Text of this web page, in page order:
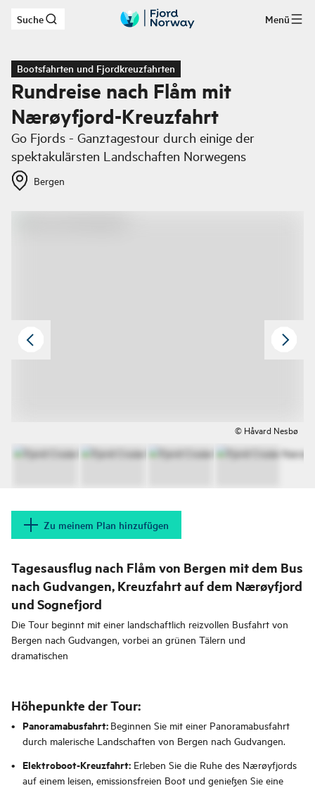
Zum Hauptinhalt
Suche Menü
Bootsfahrten und Fjordkreuzfahrten
Rundreise nach Flåm mit
Nærøyfjord-Kreuzfahrt
Go Fjords - Ganztagestour durch einige der
spektakulärsten Landschaften Norwegens
Bergen
© Håvard Nesbø
Zu meinem Plan hinzufügen
Tagesausflug nach Flåm von Bergen mit dem Bus
nach Gudvangen, Kreuzfahrt auf dem Nærøyfjord
und Sognefjord
Die Tour beginnt mit einer landschaftlich reizvollen Busfahrt von
Bergen nach Gudvangen, vorbei an grünen Tälern und
dramatischen
Höhepunkte der Tour:
Panoramabusfahrt: Beginnen Sie mit einer Panoramabusfahrt
durch malerische Landschaften von Bergen nach Gudvangen.
Elektroboot-Kreuzfahrt: Erleben Sie die Ruhe des Nærøyfjords
auf einem leisen, emissionsfreien Boot und genießen Sie eine